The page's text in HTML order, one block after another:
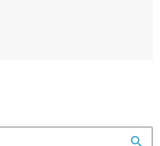
search